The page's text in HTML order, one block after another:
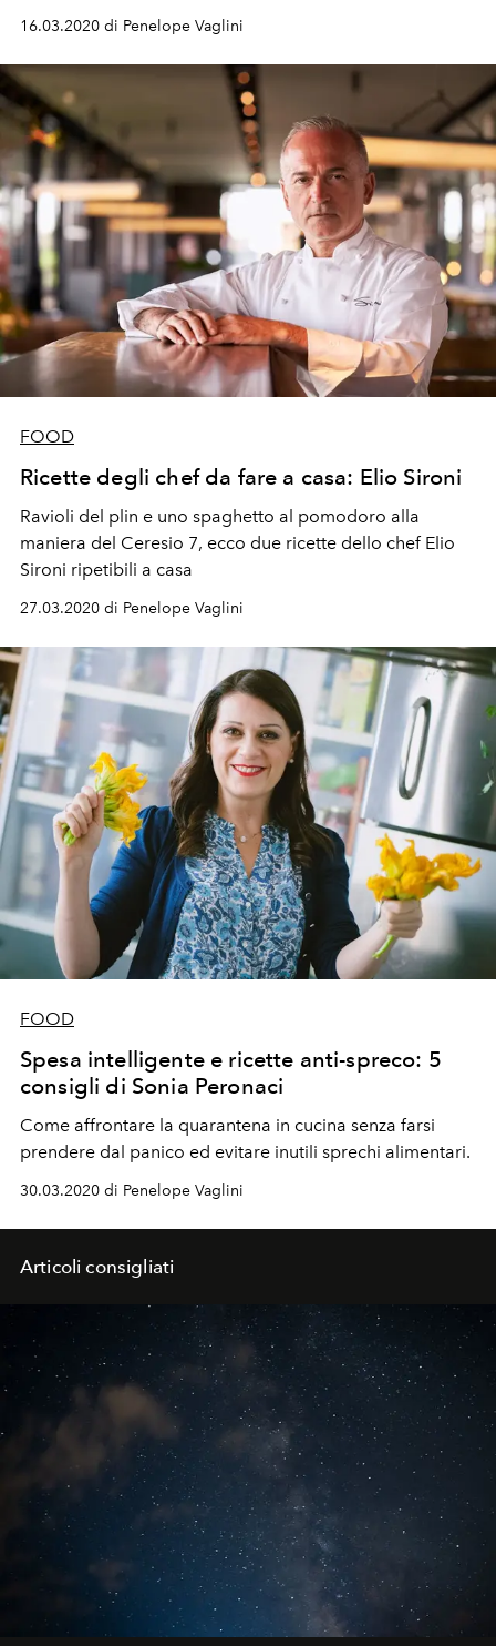
16.03.2020 di Penelope Vaglini
FOOD
Ricette degli chef da fare a casa: Elio Sironi
Ravioli del plin e uno spaghetto al pomodoro alla
maniera del Ceresio 7, ecco due ricette dello chef Elio
Sironi ripetibili a casa
27.03.2020 di Penelope Vaglini
FOOD
Spesa intelligente e ricette anti-spreco: 5
consigli di Sonia Peronaci
Come affrontare la quarantena in cucina senza farsi
prendere dal panico ed evitare inutili sprechi alimentari.
30.03.2020 di Penelope Vaglini
Articoli consigliati